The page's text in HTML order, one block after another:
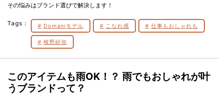
その悩みはブランド選びで解決します！
Tags： Domaniモデル こなれ感 仕事もおしゃれも
牧野紗弥
このアイテムも雨OK！？ 雨でもおしゃれが叶
うブランドって？